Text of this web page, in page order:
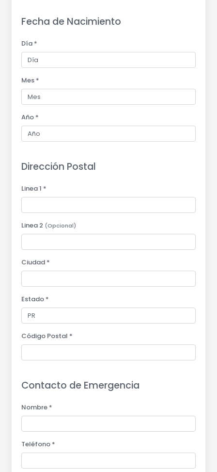
Fecha de Nacimiento
Día *
Mes *
Año *
Dirección Postal
Linea 1 *
Linea 2 (Opcional)
Ciudad *
Estado *
Código Postal *
Contacto de Emergencia
Nombre *
Teléfono *